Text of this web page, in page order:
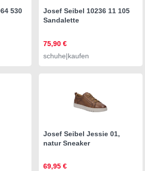
530
Josef Seibel 10236 11 105
Sandalette
75,90 €
schuhe|kaufen
Josef Seibel Jessie 01,
natur Sneaker
69,95 €